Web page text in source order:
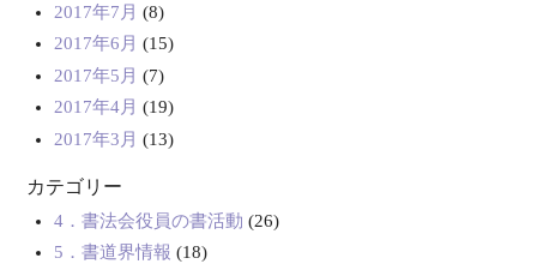
2017年7月 (8)
2017年6月 (15)
2017年5月 (7)
2017年4月 (19)
2017年3月 (13)
カテゴリー
4．書法会役員の書活動 (26)
5．書道界情報 (18)